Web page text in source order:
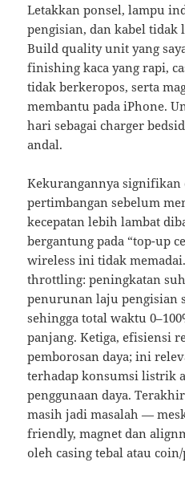
Letakkan ponsel, lampu
pengisian, dan kabel tidak
Build quality unit yang
finishing kaca yang rapi,
tidak berkeropos, serta
membantu pada iPhone.
hari sebagai charger
andal.
Kekurangannya signifikan
pertimbangan sebelum
kecepatan lebih lambat
bergantung pada “top-up
wireless ini tidak
throttling: peningkatan
penurunan laju pengisian
sehingga total waktu
panjang. Ketiga, efisiensi
pemborosan daya; ini
terhadap konsumsi listrik
penggunaan daya.
masih jadi masalah —
friendly, magnet dan
oleh casing tebal atau